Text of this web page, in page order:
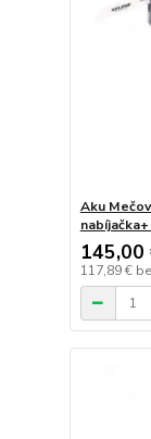
Aku
145,00
117,89 €